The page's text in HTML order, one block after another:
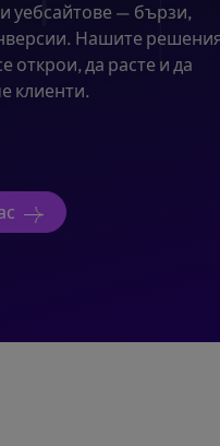
уебсайтове — бързи,
Нашите
открои, да расте и да
клиенти.